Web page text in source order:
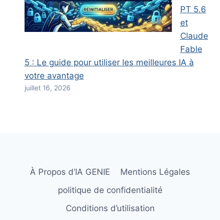
PT 5.6
et
Claude
Fable
5 : Le guide pour utiliser les meilleures IA à
votre avantage
juillet 16, 2026
À Propos d’IA GENIE
Mentions Légales
politique de confidentialité
Conditions d’utilisation